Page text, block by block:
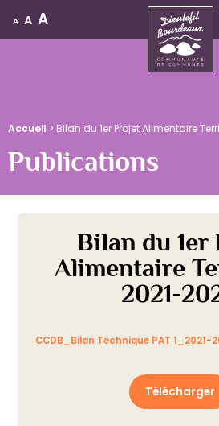
A A A
Accueil > Bilan du 1er Projet Alimentaire
Publications
Télécharger
Bilan du 1er
Alimentaire
2021-
CCDB_Bilan Technique PAT 1_2021-